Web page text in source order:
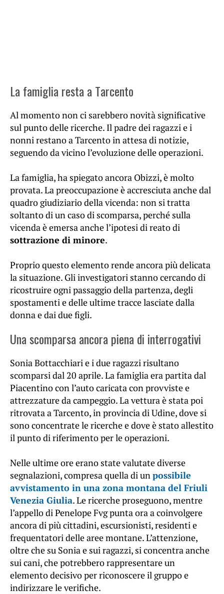
La famiglia resta a Tarcento
Al momento non ci sarebbero novità significative
sul punto delle ricerche. Il padre dei ragazzi e i
nonni restano a Tarcento in attesa di notizie,
seguendo da vicino l’evoluzione delle operazioni.
La famiglia, ha spiegato ancora Obizzi, è molto
provata. La preoccupazione è accresciuta anche dal
quadro giudiziario della vicenda: non si tratta
soltanto di un caso di scomparsa, perché sulla
vicenda è emersa anche l’ipotesi di reato di
sottrazione di minore.
Proprio questo elemento rende ancora più delicata
la situazione. Gli investigatori stanno cercando di
ricostruire ogni passaggio della partenza, degli
spostamenti e delle ultime tracce lasciate dalla
donna e dai due figli.
Una scomparsa ancora piena di interrogativi
Sonia Bottacchiari e i due ragazzi risultano
scomparsi dal 20 aprile. La famiglia era partita dal
Piacentino con l’auto caricata con provviste e
attrezzature da campeggio. La vettura è stata poi
ritrovata a Tarcento, in provincia di Udine, dove si
sono concentrate le ricerche e dove è stato allestito
il punto di riferimento per le operazioni.
Nelle ultime ore erano state valutate diverse
segnalazioni, compresa quella di un possibile
avvistamento in una zona montana del Friuli
Venezia Giulia. Le ricerche proseguono, mentre
l’appello di Penelope Fvg punta ora a coinvolgere
ancora di più cittadini, escursionisti, residenti e
frequentatori delle aree montane. L’attenzione,
oltre che su Sonia e sui ragazzi, si concentra anche
sui cani, che potrebbero rappresentare un
elemento decisivo per riconoscere il gruppo e
indirizzare le verifiche.